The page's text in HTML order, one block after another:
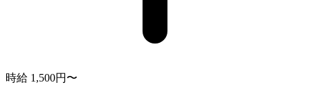
時給 1,500円〜